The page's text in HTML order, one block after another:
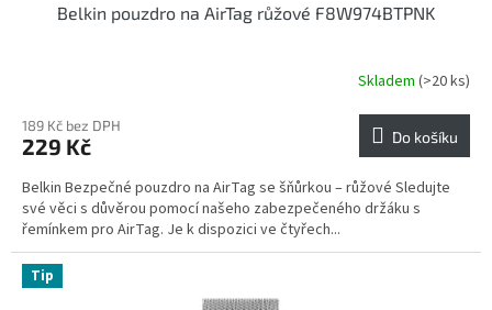
Belkin pouzdro na AirTag růžové F8W974BTPNK
Skladem (>20 ks)
189 Kč bez DPH
229 Kč Do košíku
Belkin Bezpečné pouzdro na AirTag se šňůrkou – růžové Sledujte
své věci s důvěrou pomocí našeho zabezpečeného držáku s
řemínkem pro AirTag. Je k dispozici ve čtyřech...
Tip